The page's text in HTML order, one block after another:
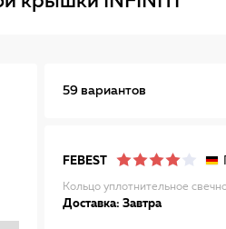
59 вариантов
FEBEST
Кольцо уплотнительное
Доставка: Завтра